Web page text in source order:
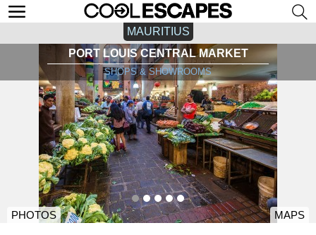
MAURITIUS
PORT LOUIS CENTRAL MARKET
SHOPS & SHOWROOMS
PHOTOS MAPS